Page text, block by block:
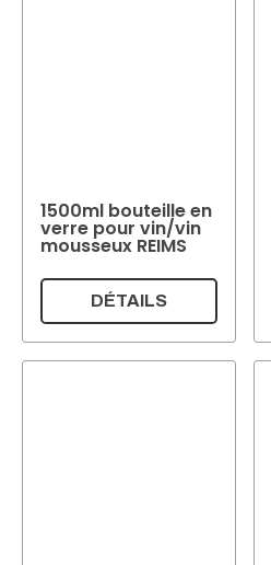
1500ml bouteille en
verre pour vin/vin
mousseux REIMS
DÉTAILS